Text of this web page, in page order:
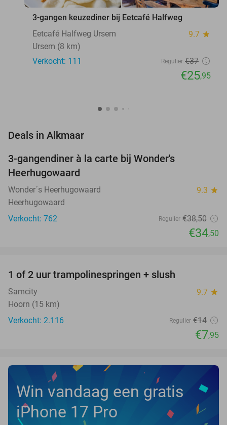
3-gangen keuzediner bij Eetcafé Halfweg
Eetcafé Halfweg Ursem
9.7 star
Ursem (8 km)
Verkocht: 111
Regulier €37
€25,95
Deals in Alkmaar
3-gangendiner à la carte bij Wonder's
Heerhugowaard
Wonder´s Heerhugowaard 9.3 star
Heerhugowaard
Verkocht: 762
Regulier €38,50
€34,50
1 of 2 uur trampolinespringen + slush
Samcity 9.7 star
Hoorn (15 km)
Verkocht: 2.116
Regulier €14
€7,95
Win vandaag een gratis
iPhone 17 Pro